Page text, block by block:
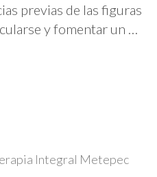
previas de las figuras
y fomentar un …
Integral Metepec